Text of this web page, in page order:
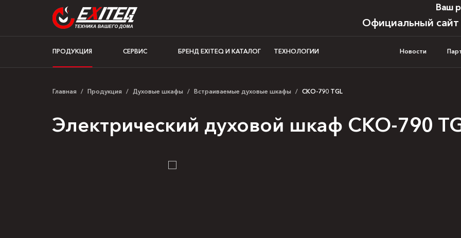
Ваш
Официальный сайт
ПРОДУКЦИЯ СЕРВИС БРЕНД EXITEQ И КАТАЛОГ ТЕХНОЛОГИИ Новости
Главная / Продукция / Духовые шкафы / Встраиваемые духовые шкафы / CKO-790 TGL
Электрический духовой шкаф CKO-790